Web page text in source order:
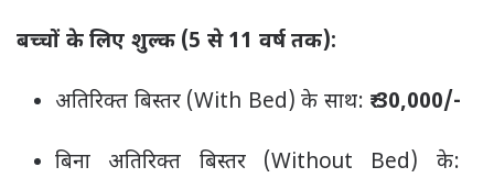
बच्चों के लिए शुल्क (5 से 11 वर्ष तक):
अतिरिक्त बिस्तर (With Bed) के साथ: ₹ 30,000/-
बिना अतिरिक्त बिस्तर (Without Bed) के: